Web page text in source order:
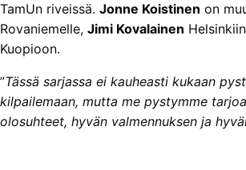
TamUn riveissä. Jonne Koistinen on
Rovaniemelle, Jimi Kovalainen
Kuopioon.
”Tässä sarjassa ei kauheasti kukaan
kilpailemaan, mutta me pystymme
olosuhteet, hyvän valmennuksen ja